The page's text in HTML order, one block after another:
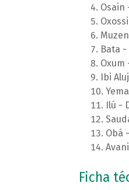
Osain
Bata
Oxum
Ibi
Ilú -
Obá
Ficha